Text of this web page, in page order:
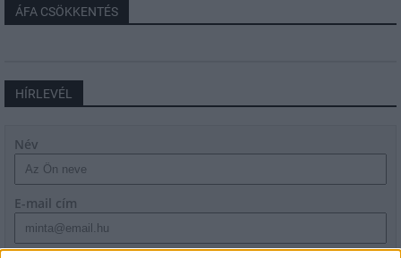
ÁFA CSÖKKENTÉS
HÍRLEVÉL
Név
E-mail cím